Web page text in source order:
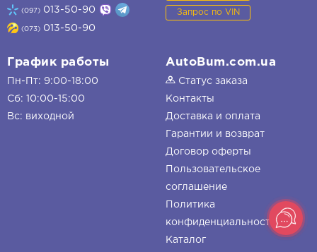
(097) 013-50-90
(073) 013-50-90
Запрос по VIN
График работы
Пн-Пт: 9:00-18:00
Сб: 10:00-15:00
Вс: виходной
AutoBum.com.ua
Статус заказа
Контакты
Доставка и оплата
Гарантии и возврат
Договор оферты
Пользовательское
соглашение
Политика
конфиденциальности
Каталог